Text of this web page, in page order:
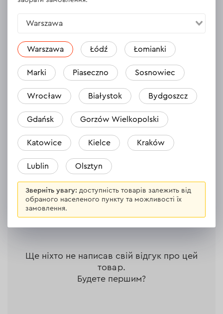
Діаметр обертання струни
Об'єм паливного бака
Залишити відгук
Відгуки
Ще ніхто не написав свій відгук про цей
товар.
Будете першим?
Warszawa
Warszawa Łódź Łomianki
Marki Piaseczno Sosnowiec
Wrocław Białystok Bydgoszcz
Gdańsk Gorzów Wielkopolski
Katowice Kielce Kraków
Lublin Olsztyn
Зверніть увагу: доступність товарів залежить від
обраного населеного пункту та можливості їх
замовлення.